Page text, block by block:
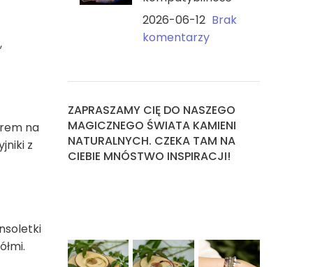
na
z
2026-06-12 Brak
komentarzy
ZAPRASZAMY CIĘ DO NASZEGO
MAGICZNEGO ŚWIATA KAMIENI
NATURALNYCH. CZEKA TAM NA
CIEBIE MNÓSTWO INSPIRACJI!